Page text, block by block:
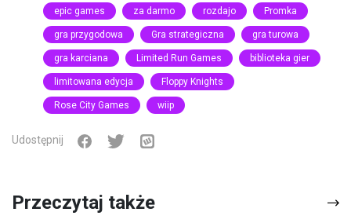
epic games za darmo rozdajo Promka
gra przygodowa Gra strategiczna gra turowa
gra karciana Limited Run Games biblioteka gier
limitowana edycja Floppy Knights
Rose City Games wiip
Udostępnij
Przeczytaj także